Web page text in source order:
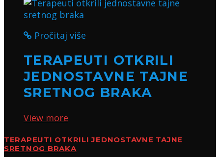
Pročitaj više
TERAPEUTI OTKRILI
JEDNOSTAVNE TAJNE
SRETNOG BRAKA
View more
TERAPEUTI OTKRILI JEDNOSTAVNE TAJNE
SRETNOG BRAKA